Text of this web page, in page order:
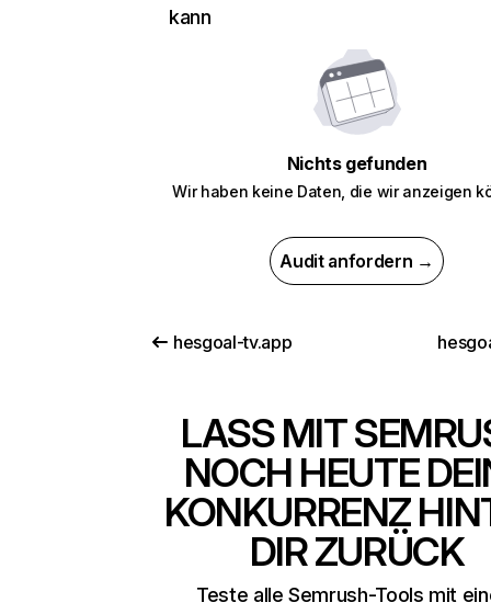
kann
Nichts gefunden
Wir haben keine Daten, die wir anzeigen
Audit anfordern →
hesgoal-tv.app
LASS MIT
NOCH HEUTE
KONKURRENZ
DIR ZURÜCK
Teste alle Semrush-Tools mit